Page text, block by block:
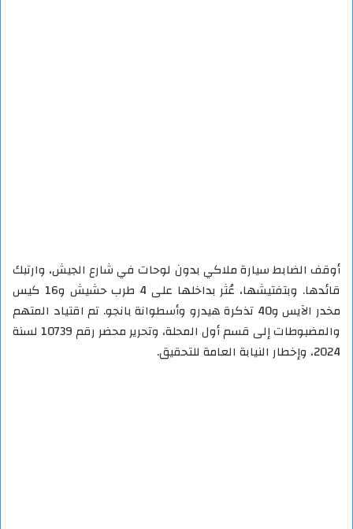
أوقف الضابط سيارة ملاكي بدون لوحات في شارع الجيش، وارتبك
قائدها. وبتفتيشها، عُثر بداخلها على 4 طرب حشيش و16 كيس
مخدر الآيس و40 تذكرة هيدرو وأسطوانة بانجو. تم اقتياد المتهم
والمضبوطات إلى قسم أول المحلة، وتحرير محضر رقم 10739 لسنة
2024، وإخطار النيابة العامة للتحقيق.